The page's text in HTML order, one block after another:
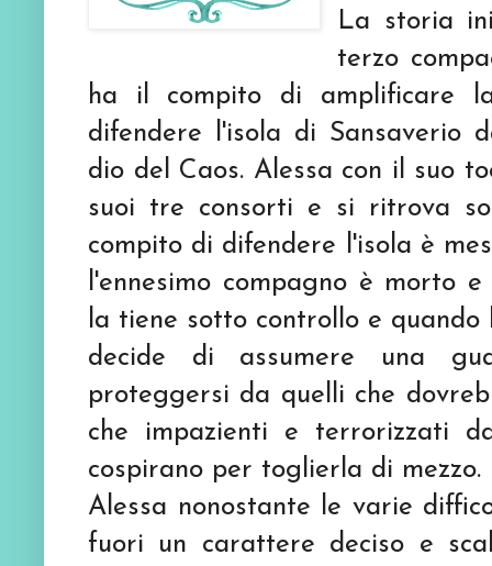
La storia
terzo
ha il compito di amplificare
difendere l'isola di Sansaverio
dio del Caos. Alessa con il suo
suoi tre consorti e si ritrova
compito di difendere l'isola è
l'ennesimo compagno è morto e
la tiene sotto controllo e
decide di assumere una
proteggersi da quelli che
che impazienti e terrorizzati
cospirano per toglierla di mezzo.
Alessa nonostante le varie
fuori un carattere deciso e